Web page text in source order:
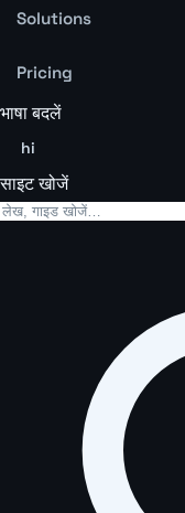
Solutions
Pricing
भाषा बदलें
hi
साइट खोजें